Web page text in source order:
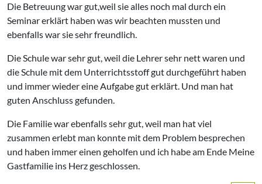
Die Betreuung war gut,weil sie alles noch mal durch ein
Seminar erklärt haben was wir beachten mussten und
ebenfalls war sie sehr freundlich.
Die Schule war sehr gut, weil die Lehrer sehr nett waren und
die Schule mit dem Unterrichtsstoff gut durchgeführt haben
und immer wieder eine Aufgabe gut erklärt. Und man hat
guten Anschluss gefunden.
Die Familie war ebenfalls sehr gut, weil man hat viel
zusammen erlebt man konnte mit dem Problem besprechen
und haben immer einen geholfen und ich habe am Ende Meine
Gastfamilie ins Herz geschlossen.